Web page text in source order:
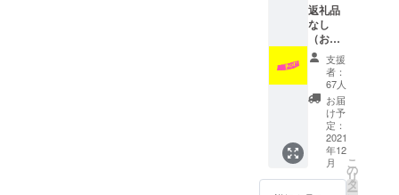
返礼品
なし
（お礼
のメー
ルメッ
セージ
のみ）
※支援金
額は、
申し込
み時に
「上乗
せ支
支援
者：
67人
お届
け予
定：
2021
年12
月
こ
の
リ
タ
ー